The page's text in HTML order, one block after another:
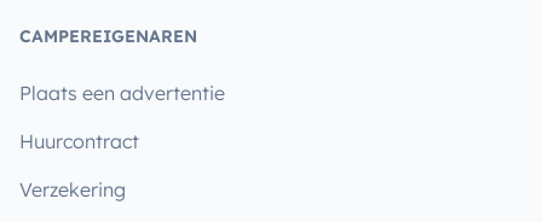
CAMPEREIGENAREN
Plaats een advertentie
Huurcontract
Verzekering